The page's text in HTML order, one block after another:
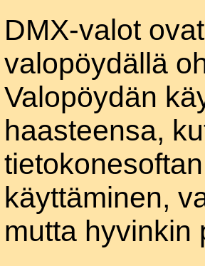
DMX-valot
valopöydällä
Valopöydän
haasteensa,
käyttäminen,
mutta